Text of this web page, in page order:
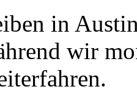
in
wir